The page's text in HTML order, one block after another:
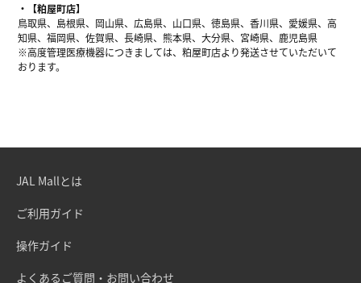
【粕屋町店】
鳥取県、島根県、岡山県、広島県、山口県、徳島県、香川県、愛媛県、高
知県、福岡県、佐賀県、長崎県、熊本県、大分県、宮崎県、鹿児島県
※高度管理医療機器につきましては、粕屋町店より発送させていただいて
おります。
JAL Mallとは
ご利用ガイド
操作ガイド
よくあるご質問・お問い合わせ